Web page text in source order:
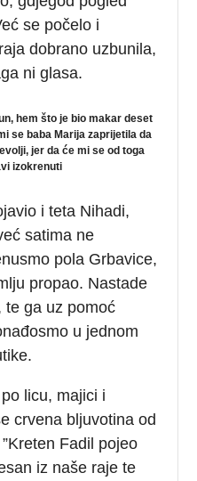
se počelo i
dobrano uzbunila,
ni glasa.
hem što je bio makar deset
se baba Marija zaprijetila da
jer da će mi se od toga
izokrenuti
i teta Nihadi,
satima ne
pola Grbavice,
propao. Nastade
te ga uz pomoć
u jednom
licu, majici i
crvena bljuvotina od
Fadil pojeo
iz naše raje te